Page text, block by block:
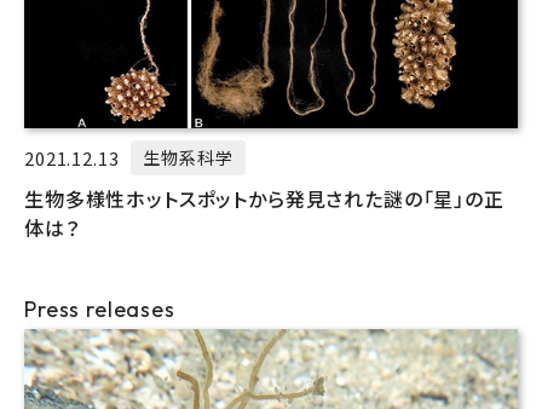
2021.12.13 生物系科学
生物多様性ホットスポットから発見された謎の「星」の正
体は？
Press releases